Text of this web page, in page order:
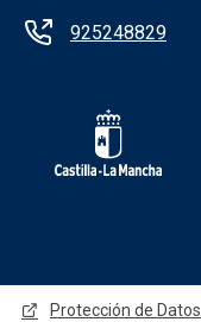
925248829
Protección de Datos